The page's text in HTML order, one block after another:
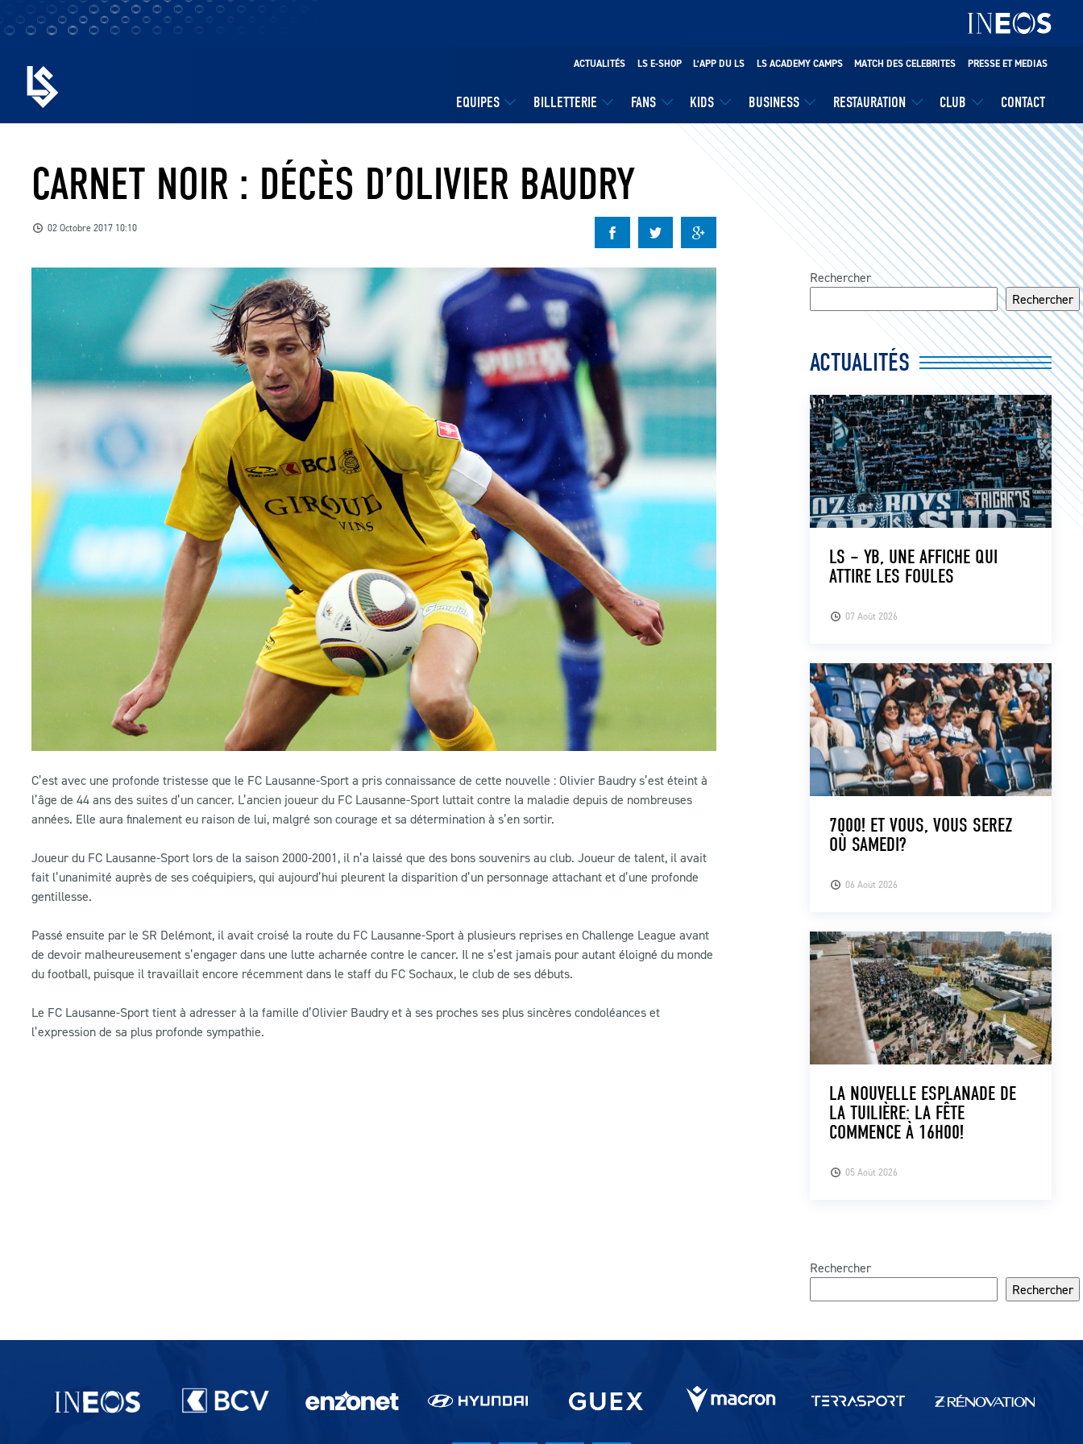
EQUIPES BILLETTERIE FANS KIDS BUSINESS RESTAURATION CLUB CONTACT
ACTUALITÉS LS E-SHOP L’APP DU LS LS ACADEMY CAMPS MATCH DES CELEBRITES PRESSE ET MEDIAS
CARNET NOIR : DÉCÈS D’OLIVIER BAUDRY
02 Octobre 2017 10:10
C’est avec une profonde tristesse que le FC Lausanne-Sport a pris connaissance de cette nouvelle : Olivier Baudry s’est éteint à
l’âge de 44 ans des suites d’un cancer. L’ancien joueur du FC Lausanne-Sport luttait contre la maladie depuis de nombreuses
années. Elle aura finalement eu raison de lui, malgré son courage et sa détermination à s’en sortir.
Joueur du FC Lausanne-Sport lors de la saison 2000-2001, il n’a laissé que des bons souvenirs au club. Joueur de talent, il avait
fait l’unanimité auprès de ses coéquipiers, qui aujourd’hui pleurent la disparition d’un personnage attachant et d’une profonde
gentillesse.
Passé ensuite par le SR Delémont, il avait croisé la route du FC Lausanne-Sport à plusieurs reprises en Challenge League avant
de devoir malheureusement s’engager dans une lutte acharnée contre le cancer. Il ne s’est jamais pour autant éloigné du monde
du football, puisque il travaillait encore récemment dans le staff du FC Sochaux, le club de ses débuts.
Le FC Lausanne-Sport tient à adresser à la famille d’Olivier Baudry et à ses proches ses plus sincères condoléances et
l’expression de sa plus profonde sympathie.
Rechercher
Rechercher
ACTUALITÉS
07 Août 2026
LS – YB, UNE AFFICHE QUI
ATTIRE LES FOULES
06 Août 2026
7000! ET VOUS, VOUS SEREZ
OÙ SAMEDI?
05 Août 2026
LA NOUVELLE ESPLANADE DE
LA TUILIÈRE: LA FÊTE
COMMENCE À 16H00!
Rechercher
Rechercher
Partenaires du lausanne-Sport